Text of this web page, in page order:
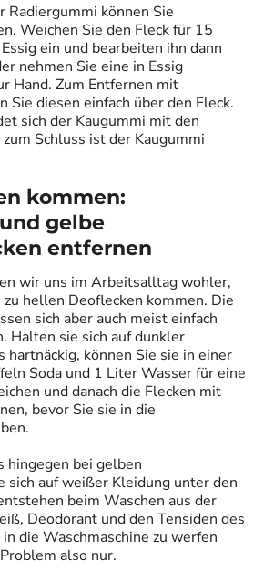
Radiergummi können Sie
Weichen Sie den Fleck für 15
ein und bearbeiten ihn dann
nehmen Sie eine in Essig
Hand. Zum Entfernen mit
Sie diesen einfach über den Fleck.
sich der Kaugummi mit den
Schluss ist der Kaugummi
kommen:
gelbe
entfernen
wir uns im Arbeitsalltag wohler,
hellen Deoflecken kommen. Die
sich aber auch meist einfach
Halten sie sich auf dunkler
hartnäckig, können Sie sie in einer
Soda und 1 Liter Wasser für eine
und danach die Flecken mit
bevor Sie sie in die
hingegen bei gelben
sich auf weißer Kleidung unter den
beim Waschen aus der
Deodorant und den Tensiden des
die Waschmaschine zu werfen
also nur.